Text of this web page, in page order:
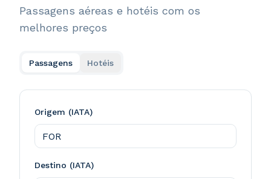
Passagens aéreas e hotéis com os
melhores preços
Passagens Hotéis
Origem (IATA)
Destino (IATA)